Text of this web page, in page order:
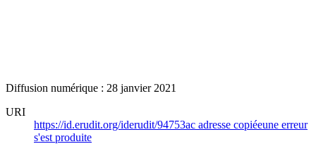
Diffusion numérique : 28 janvier 2021
URI
https://id.erudit.org/iderudit/94753ac adresse copiéeune erreur
s'est produite